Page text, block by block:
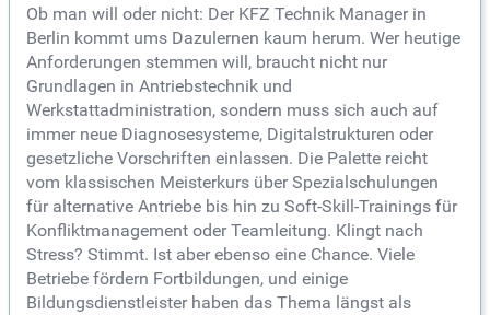
Ob man will oder nicht: Der KFZ Technik Manager in
Berlin kommt ums Dazulernen kaum herum. Wer heutige
Anforderungen stemmen will, braucht nicht nur
Grundlagen in Antriebstechnik und
Werkstattadministration, sondern muss sich auch auf
immer neue Diagnosesysteme, Digitalstrukturen oder
gesetzliche Vorschriften einlassen. Die Palette reicht
vom klassischen Meisterkurs über Spezialschulungen
für alternative Antriebe bis hin zu Soft-Skill-Trainings für
Konfliktmanagement oder Teamleitung. Klingt nach
Stress? Stimmt. Ist aber ebenso eine Chance. Viele
Betriebe fördern Fortbildungen, und einige
Bildungsdienstleister haben das Thema längst als